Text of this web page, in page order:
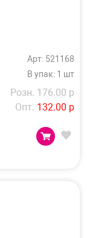
Арт: 521168
В упак: 1 шт
Розн. 176.00 р
Опт. 132.00 р